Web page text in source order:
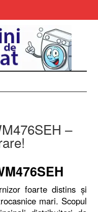
–
foarte distins și
mari. Scopul